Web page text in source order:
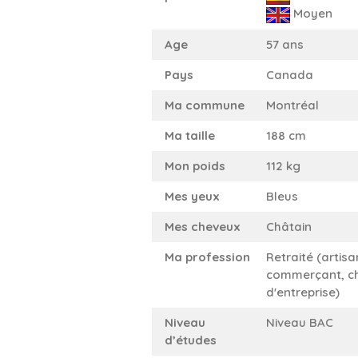
Moyen
Age
57 ans
Pays
Canada
Ma commune
Montréal
Ma taille
188 cm
Mon poids
112 kg
Mes yeux
Bleus
Mes cheveux
Châtain
Ma profession
Retraité
commerçant,
d'entreprise)
Niveau
d’études
Niveau BAC